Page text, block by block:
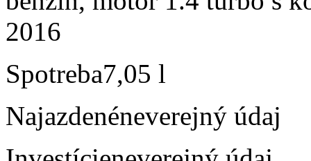
2016
Spotreba7,05 l
Najazdenéneverejný údaj